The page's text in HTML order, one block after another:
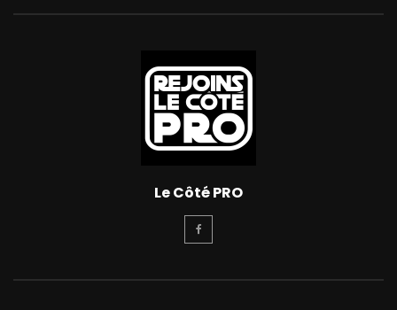
Le Côté PRO